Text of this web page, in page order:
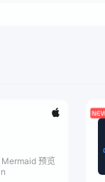
Mermaid 预览